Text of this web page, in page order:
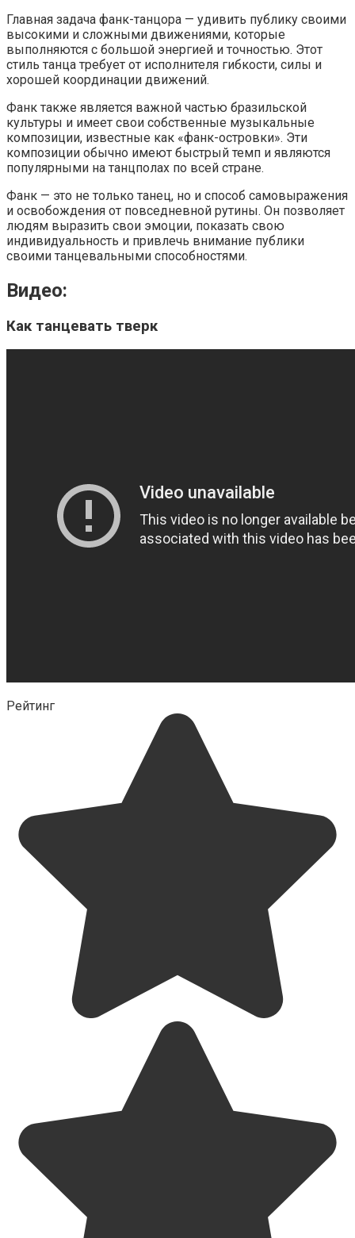
Главная задача фанк-танцора — удивить публику своими
высокими и сложными движениями, которые
выполняются с большой энергией и точностью. Этот
стиль танца требует от исполнителя гибкости, силы и
хорошей координации движений.
Фанк также является важной частью бразильской
культуры и имеет свои собственные музыкальные
композиции, известные как «фанк-островки». Эти
композиции обычно имеют быстрый темп и являются
популярными на танцполах по всей стране.
Фанк — это не только танец, но и способ самовыражения
и освобождения от повседневной рутины. Он позволяет
людям выразить свои эмоции, показать свою
индивидуальность и привлечь внимание публики
своими танцевальными способностями.
Видео:
Как танцевать тверк
Рейтинг